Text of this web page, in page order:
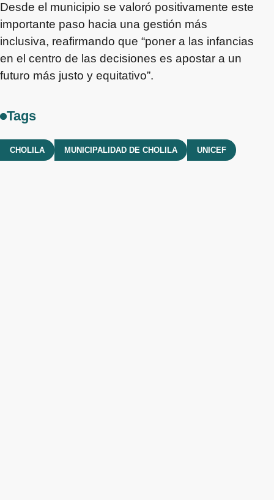
Desde el municipio se valoró positivamente este
importante paso hacia una gestión más
inclusiva, reafirmando que “poner a las infancias
en el centro de las decisiones es apostar a un
futuro más justo y equitativo”.
Tags
CHOLILA MUNICIPALIDAD DE CHOLILA UNICEF